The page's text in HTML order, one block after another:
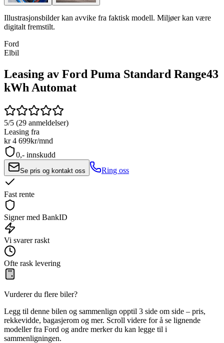
Illustrasjonsbilder kan avvike fra faktisk modell. Miljøer kan være
digitalt fremstilt.
Ford
Elbil
Leasing av Ford Puma Standard Range43
kWh Automat
5/5 (29 anmeldelser)
Leasing fra
kr 4 699kr/mnd
0,- innskudd
Se pris og kontakt oss Ring oss
Fast rente
Signer med BankID
Vi svarer raskt
Ofte rask levering
Vurderer du flere biler?
Legg til denne bilen og sammenlign opptil 3 side om side – pris,
rekkevidde, bagasjerom og mer. Scroll videre for å se lignende
modeller fra Ford og andre merker du kan legge til i
sammenligningen.